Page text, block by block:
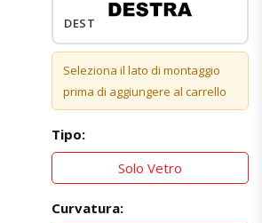
DESTRO
Seleziona il lato di montaggio
prima di aggiungere al carrello
Tipo:
Solo Vetro
Curvatura: